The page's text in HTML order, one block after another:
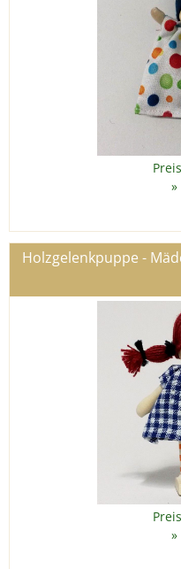
»
Holzgelenkpuppe -
»